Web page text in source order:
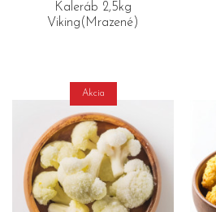
Kaleráb 2,5kg
Viking(Mrazené)
Akcia